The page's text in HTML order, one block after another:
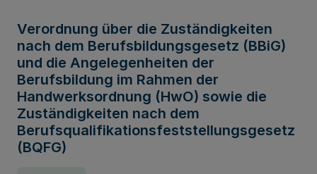
Verordnung über die Zuständigkeiten
nach dem Berufsbildungsgesetz (BBiG)
und die Angelegenheiten der
Berufsbildung im Rahmen der
Handwerksordnung (HwO) sowie die
Zuständigkeiten nach dem
Berufsqualifikationsfeststellungsgesetz
(BQFG)